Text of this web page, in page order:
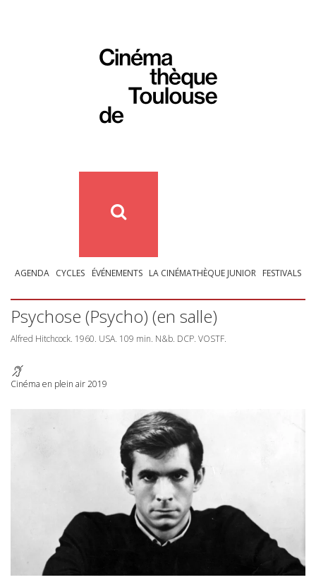
AGENDA CYCLES ÉVÉNEMENTS LA CINÉMATHÈQUE JUNIOR FESTIVALS
Psychose (Psycho) (en salle)
Alfred Hitchcock. 1960. USA. 109 min. N&b. DCP. VOSTF.
Cinéma en plein air 2019